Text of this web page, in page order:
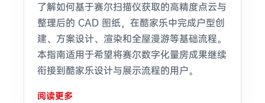
了解如何基于赛尔扫描仪获取的高精度点云与
整理后的 CAD 图纸，在酷家乐中完成户型创
建、方案设计、渲染和全屋漫游等基础流程。
本指南适用于希望将赛尔数字化量房成果继续
衔接到酷家乐设计与展示流程的用户。
阅读更多